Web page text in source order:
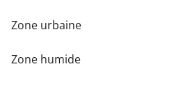
Zone urbaine
Zone humide